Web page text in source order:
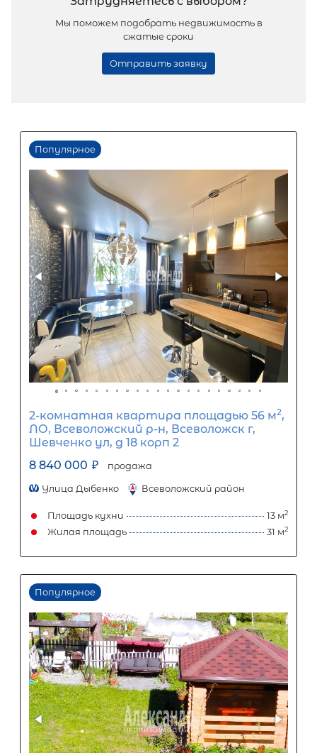
3-комнатная квартира площадью
Санкт-Петербург, Боровая улица,
61Б
10 700 000 ₽ продажа
Обводный канал Фрунзенский район
Площадь кухни
Жилая площадь
Популярное